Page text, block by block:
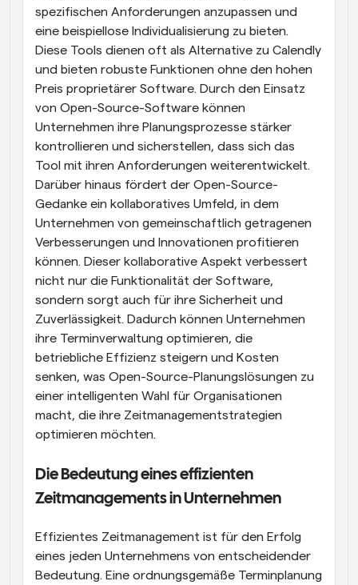
spezifischen Anforderungen anzupassen und
eine beispiellose Individualisierung zu bieten.
Diese Tools dienen oft als Alternative zu Calendly
und bieten robuste Funktionen ohne den hohen
Preis proprietärer Software. Durch den Einsatz
von Open-Source-Software können
Unternehmen ihre Planungsprozesse stärker
kontrollieren und sicherstellen, dass sich das
Tool mit ihren Anforderungen weiterentwickelt.
Darüber hinaus fördert der Open-Source-
Gedanke ein kollaboratives Umfeld, in dem
Unternehmen von gemeinschaftlich getragenen
Verbesserungen und Innovationen profitieren
können. Dieser kollaborative Aspekt verbessert
nicht nur die Funktionalität der Software,
sondern sorgt auch für ihre Sicherheit und
Zuverlässigkeit. Dadurch können Unternehmen
ihre Terminverwaltung optimieren, die
betriebliche Effizienz steigern und Kosten
senken, was Open-Source-Planungslösungen zu
einer intelligenten Wahl für Organisationen
macht, die ihre Zeitmanagementstrategien
optimieren möchten.
Die Bedeutung eines effizienten
Zeitmanagements in Unternehmen
Effizientes Zeitmanagement ist für den Erfolg
eines jeden Unternehmens von entscheidender
Bedeutung. Eine ordnungsgemäße Terminplanung